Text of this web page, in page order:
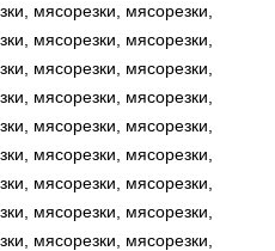
мясорезки, мясорезки,
мясорезки, мясорезки,
мясорезки, мясорезки,
мясорезки, мясорезки,
мясорезки, мясорезки,
мясорезки, мясорезки,
мясорезки, мясорезки,
мясорезки, мясорезки,
мясорезки, мясорезки,